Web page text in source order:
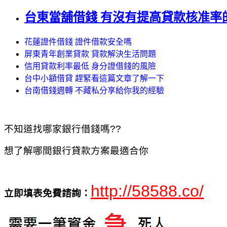
台東當舖借錢 有沒有提高貸款核准率
花蓮證件借錢 證件借款安全嗎
屏東青年創業貸款 貸款解決生活問題
信用貸款利率最低 身分證借錢的風險
台中小額借貸 趕緊看這篇文章了解一下
台南借錢週轉 不藏私分享給你我的經驗
不知道找哪家銀行借錢嗎??
想了解哪間銀行貸款方案最適合你
立即填表免費諮詢： http://58588.co/